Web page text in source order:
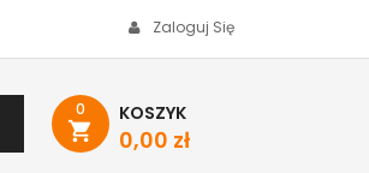
0
shopping_cart
KOSZYK
0,00 zł
Zaloguj Się